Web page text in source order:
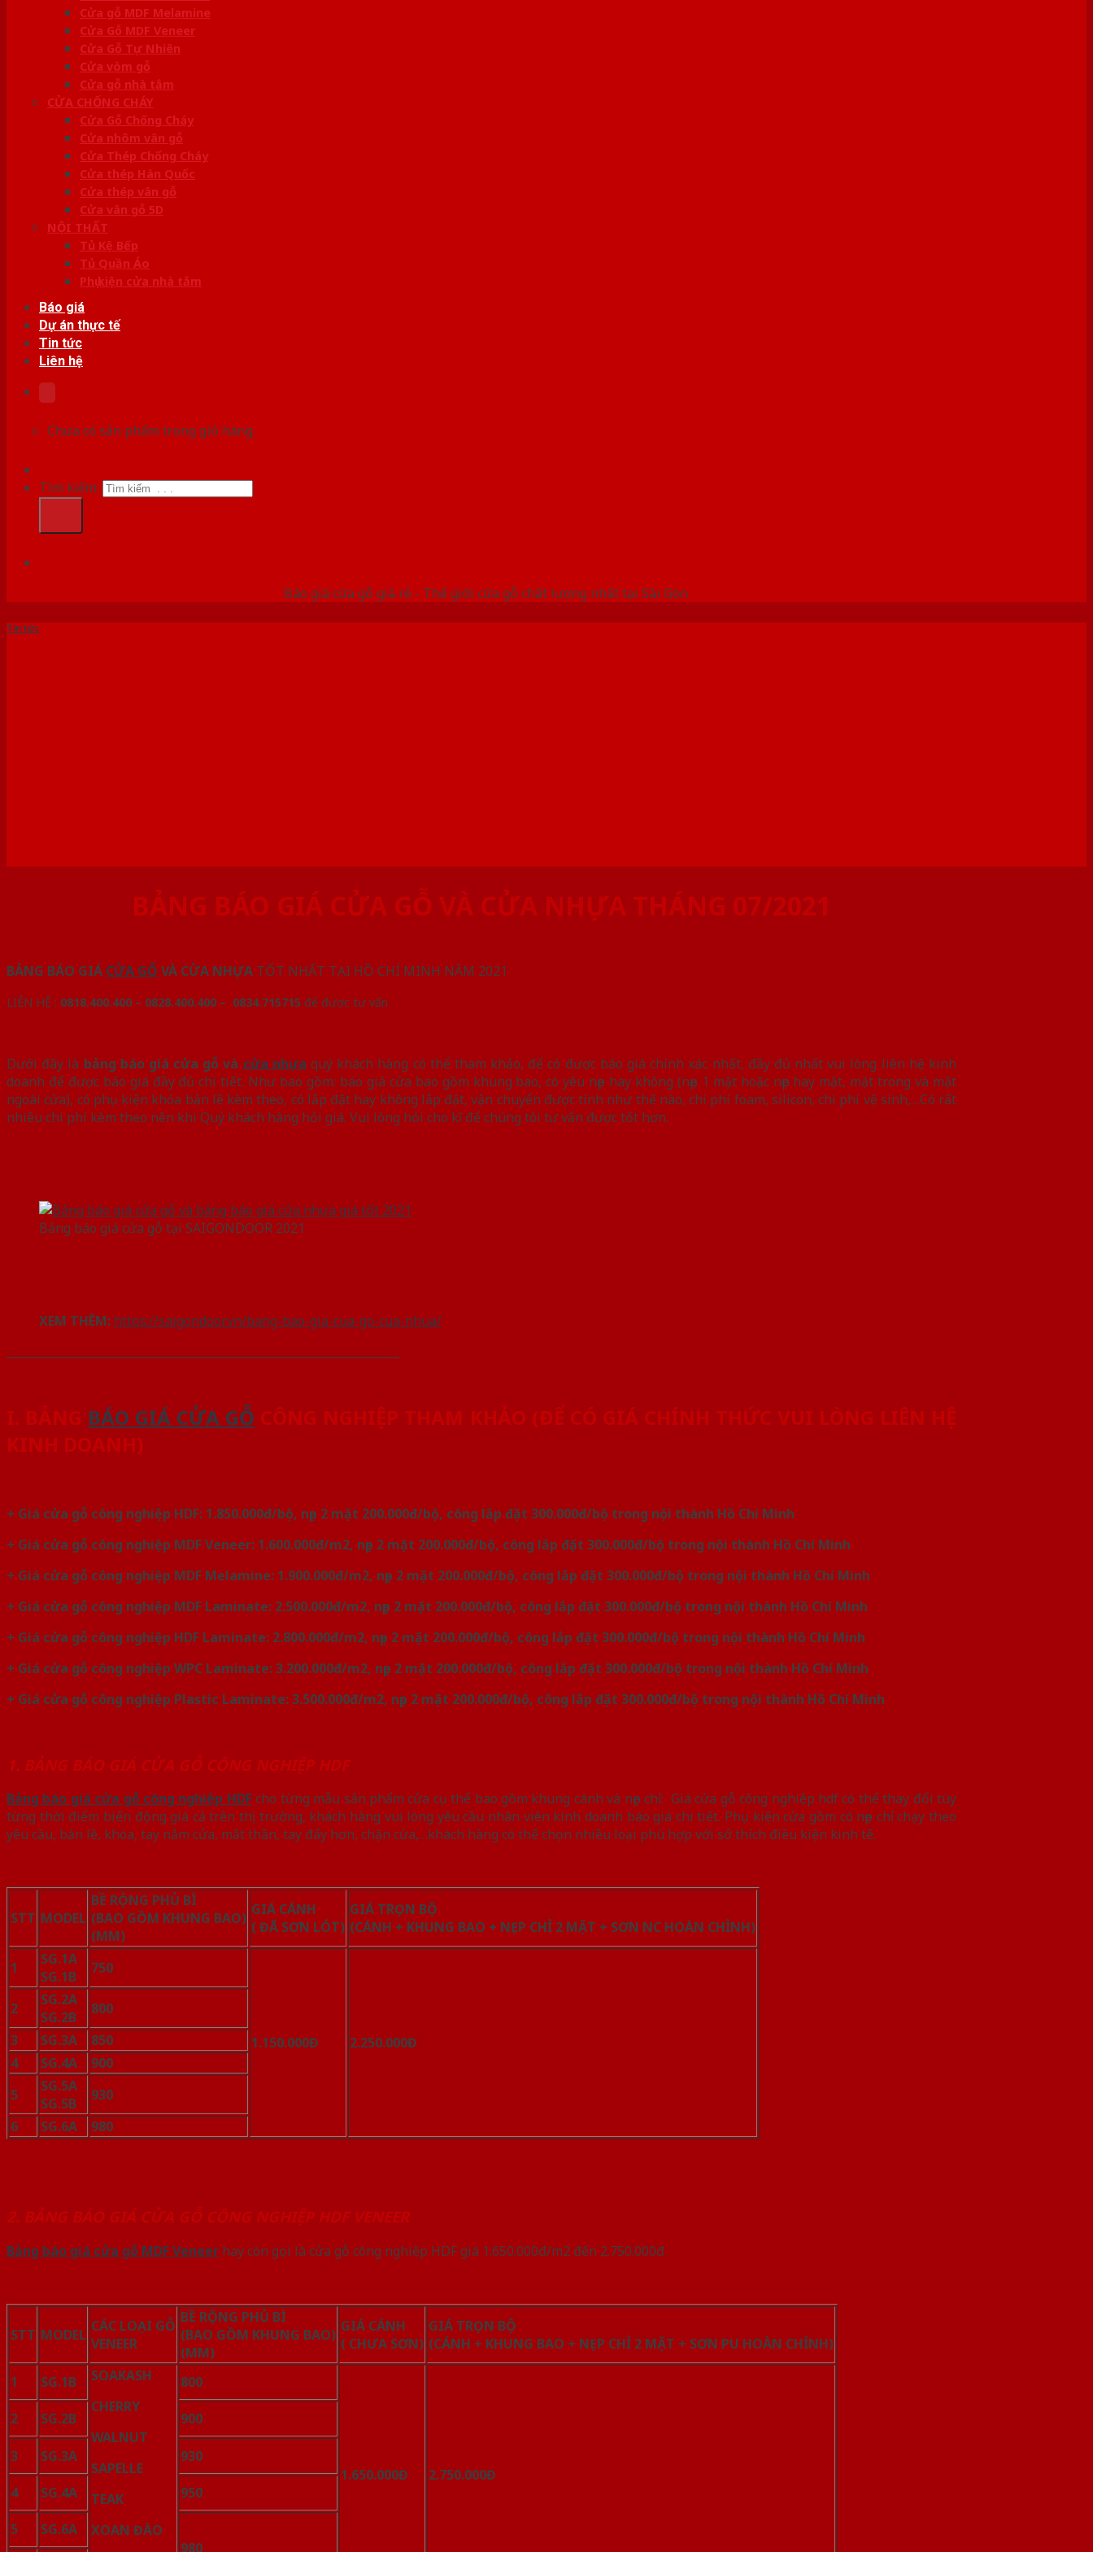
Cửa gỗ MDF Melamine
Cửa Gỗ MDF Veneer
Cửa Gỗ Tự Nhiên
Cửa vòm gỗ
Cửa gỗ nhà tắm
CỬA CHỐNG CHÁY
Cửa Gỗ Chống Cháy
Cửa nhôm vân gỗ
Cửa Thép Chống Cháy
Cửa thép Hàn Quốc
Cửa thép vân gỗ
Cửa vân gỗ 5D
NỘI THẤT
Tủ Kệ Bếp
Tủ Quần Áo
Phụ kiện cửa nhà tắm
Báo giá
Dự án thực tế
Tin tức
Liên hệ
Chưa có sản phẩm trong giỏ hàng.
Tìm kiếm:
Báo giá cửa gỗ giá rẻ - Thế giới cửa gỗ chất lượng nhất tại Sài Gòn
Tin tức
BẢNG BÁO GIÁ CỬA GỖ VÀ CỬA NHỰA THÁNG 07/2021
BẢNG BÁO GIÁ CỬA GỖ VÀ CỬA NHỰA TỐT NHẤT TẠI HỒ CHÍ MINH NĂM 2021
LIÊN HỆ : 0818.400.400 – 0828.400.400 – 0834.715715 để được tư vấn
Dưới đây là bảng báo giá cửa gỗ và cửa nhựa quý khách hàng có thể tham khảo, để có được báo giá chính xác nhất, đầy đủ nhất vui lòng liên hệ kinh
doanh để được báo giá đầy đủ chi tiết. Như bao gồm: báo giá cửa bao gồm khung bao, có yêu nẹp hay không (nẹp 1 mặt hoặc nẹp hay mặt, mặt trong và mặt
ngoài cửa), có phụ kiện khóa bản lề kèm theo, có lắp đặt hay không lắp đặt, vận chuyển được tính như thế nào, chi phí foam, silicon, chi phí vệ sinh,…Có rất
nhiều chi phí kèm theo nên khi Quý khách hàng hỏi giá. Vui lòng hỏi cho kĩ để chúng tôi tư vấn được tốt hơn.
Bảng báo giá cửa gỗ tại SAIGONDOOR 2021
XEM THÊM: https://saigondoor.vn/bang-bao-gia-cua-go-cua-nhua/
I. BẢNG BÁO GIÁ CỬA GỖ CÔNG NGHIỆP THAM KHẢO (ĐỂ CÓ GIÁ CHÍNH THỨC VUI LÒNG LIÊN HỆ
KINH DOANH)
+ Giá cửa gỗ công nghiệp HDF: 1.850.000đ/bộ, nẹp 2 mặt 200.000đ/bộ, công lắp đặt 300.000đ/bộ trong nội thành Hồ Chí Minh
+ Giá cửa gỗ công nghiệp MDF Veneer: 1.600.000đ/m2, nẹp 2 mặt 200.000đ/bộ, công lắp đặt 300.000đ/bộ trong nội thành Hồ Chí Minh
+ Giá cửa gỗ công nghiệp MDF Melamine: 1.900.000đ/m2, nẹp 2 mặt 200.000đ/bộ, công lắp đặt 300.000đ/bộ trong nội thành Hồ Chí Minh
+ Giá cửa gỗ công nghiệp MDF Laminate: 2.500.000đ/m2, nẹp 2 mặt 200.000đ/bộ, công lắp đặt 300.000đ/bộ trong nội thành Hồ Chí Minh
+ Giá cửa gỗ công nghiệp HDF Laminate: 2.800.000đ/m2, nẹp 2 mặt 200.000đ/bộ, công lắp đặt 300.000đ/bộ trong nội thành Hồ Chí Minh
+ Giá cửa gỗ công nghiệp WPC Laminate: 3.200.000đ/m2, nẹp 2 mặt 200.000đ/bộ, công lắp đặt 300.000đ/bộ trong nội thành Hồ Chí Minh
+ Giá cửa gỗ công nghiệp Plastic Laminate: 3.500.000đ/m2, nẹp 2 mặt 200.000đ/bộ, công lắp đặt 300.000đ/bộ trong nội thành Hồ Chí Minh
1. BẢNG BÁO GIÁ CỬA GỖ CÔNG NGHIỆP HDF
Bảng báo giá cửa gỗ công nghiệp HDFcho từng mẫu sản phẩm cửa cụ thể bao gồm khung cánh và nẹp chỉ: Giá cửa gỗ công nghiệp hdf có thể thay đổi tùy
từng thời điểm biến động giá cả trên thị trường, khách hàng vui lòng yêu cầu nhân viên kinh doanh báo giá chi tiết. Phụ kiện cửa gồm có nẹp chỉ chạy theo
yêu cầu, bản lề, khóa, tay nắm cửa, mắt thần, tay đẩy hơn, chặn cửa,…khách hàng có thể chọn nhiều loại phù hợp với sở thích điều kiện kinh tế.
STT MODEL
BỀ RỘNG PHỦ BÌ
(BAO GỒM KHUNG BAO)
(MM)
GIÁ CÁNH
( ĐÃ SƠN LÓT)
GIÁ TRỌN BỘ
(CÁNH + KHUNG BAO + NẸP CHỈ 2 MẶT + SƠN NC HOÀN CHỈNH)
1
SG.1A
SG.1B
750
1.150.000Đ 2.250.000Đ
2
SG.2A
SG.2B
800
3
SG.3A
850
4
SG.4A
900
5
SG.5A
SG.5B
930
6
SG.6A 980
2. BẢNG BÁO GIÁ CỬA GỖ CÔNG NGHIỆP HDF VENEER
Bảng báo giá cửa gỗ MDF Veneer hay còn gọi là cửa gỗ công nghiệp HDF giá 1.650.000đ/m2 đến 2.750.000đ
STT MODEL CÁC LOẠI GỖ
VENEER
BỀ RỘNG PHỦ BÌ
(BAO GỒM KHUNG BAO)
(MM)
GIÁ CÁNH
( CHƯA SƠN)
GIÁ TRỌN BỘ
(CÁNH + KHUNG BAO + NẸP CHỈ 2 MẶT + SƠN PU HOÀN CHỈNH)
1 SG.1B SOAKASH
CHERRY
WALNUT
SAPELLE
TEAK
XOAN ĐÀO
800
1.650.000Đ 2.750.000Đ
2 SG.2B 900
3 SG.3A 930
4 SG.4A 950
5
SG.6A
980